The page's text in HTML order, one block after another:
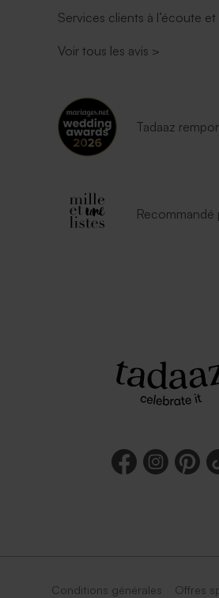
Services clients à l’écoute
Voir tous les avis >
Tadaaz
Recommandé
Conditions générales Offres